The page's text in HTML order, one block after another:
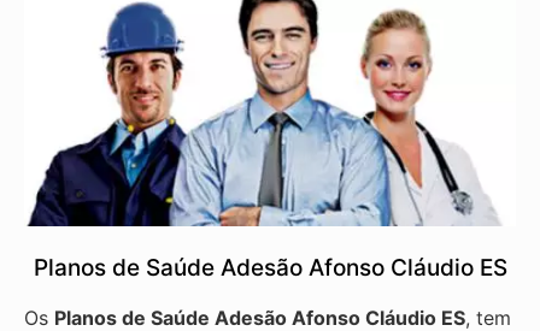
Planos de Saúde Adesão Afonso Cláudio ES
Os Planos de Saúde Adesão Afonso Cláudio ES, tem